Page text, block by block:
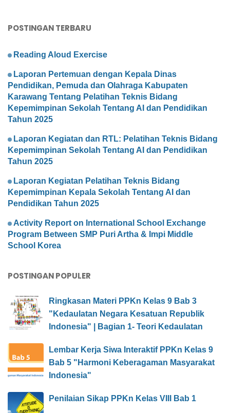
POSTINGAN TERBARU
Reading Aloud Exercise
Laporan Pertemuan dengan Kepala Dinas
Pendidikan, Pemuda dan Olahraga Kabupaten
Karawang Tentang Pelatihan Teknis Bidang
Kepemimpinan Sekolah Tentang AI dan Pendidikan
Tahun 2025
Laporan Kegiatan dan RTL: Pelatihan Teknis Bidang
Kepemimpinan Sekolah Tentang AI dan Pendidikan
Tahun 2025
Laporan Kegiatan Pelatihan Teknis Bidang
Kepemimpinan Kepala Sekolah Tentang AI dan
Pendidikan Tahun 2025
Activity Report on International School Exchange
Program Between SMP Puri Artha & Impi Middle
School Korea
POSTINGAN POPULER
Ringkasan Materi PPKn Kelas 9 Bab 3
"Kedaulatan Negara Kesatuan Republik
Indonesia" | Bagian 1- Teori Kedaulatan
Lembar Kerja Siwa Interaktif PPKn Kelas 9
Bab 5 "Harmoni Keberagaman Masyarakat
Indonesia"
Penilaian Sikap PPKn Kelas VIII Bab 1